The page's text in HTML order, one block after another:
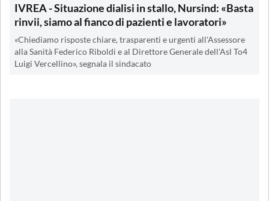
IVREA - Situazione dialisi in stallo, Nursind: «Basta
rinvii, siamo al fianco di pazienti e lavoratori»
«Chiediamo risposte chiare, trasparenti e urgenti all'Assessore
alla Sanità Federico Riboldi e al Direttore Generale dell'Asl To4
Luigi Vercellino», segnala il sindacato